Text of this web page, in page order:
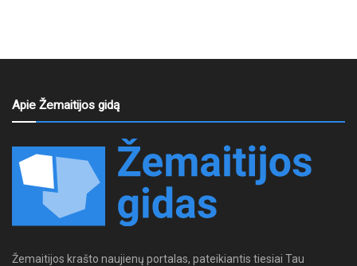
Apie Žemaitijos gidą
Žemaitijos krašto naujienų portalas, pateikiantis tiesiai Tau